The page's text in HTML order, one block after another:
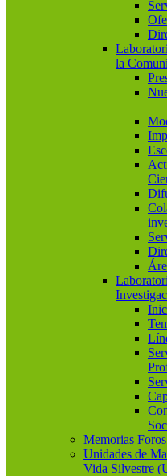
la
Memorias Foros
Unidades de
Vida Silvestre